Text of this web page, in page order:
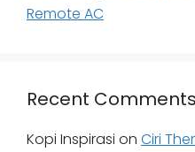
Remote AC
Recent Comments
Kopi Inspirasi on Ciri